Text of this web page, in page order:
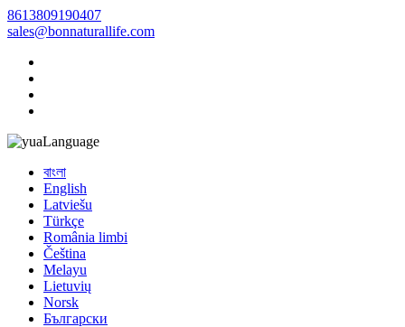
8613809190407
sales@bonnaturallife.com
Language
বাংলা
English
Latviešu
Türkçe
România limbi
Čeština
Melayu
Lietuvių
Norsk
Български